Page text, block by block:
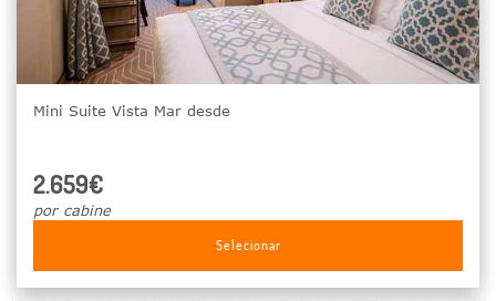
Mini Suite Vista Mar desde
2.659€
por cabine
Selecionar